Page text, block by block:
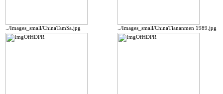
../Images_small/ChinaTamSa.jpg ../Images_small/ChinaTiananmen 1989.jpg